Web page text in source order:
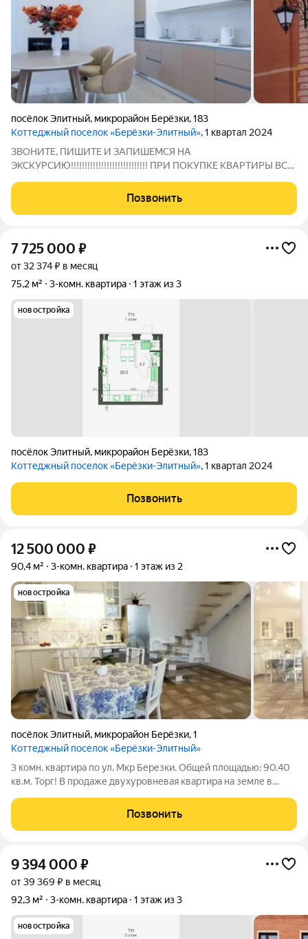
посёлок Элитный, микрорайон Берёзки,183
Коттеджный поселок «Берёзки-Элитный», 1 квартал 2024
ЗВОНИТЕ, ПИШИТЕ И ЗАПИШЕМСЯ НА
ЭКСКУРСИЮ!!!!!!!!!!!!!!!!!!!!!!!!!!!! ПРИ ПОКУПКЕ КВАРТИРЫ ВСЕ
ПОМОЩЬ В ПОЛУЧЕНИИ ИПОТЕКИ!!!!!!!!!!!!!!!!!!!!!!!!!!!!!!!!!!!!!!!!!
Жилой комплекс
Позвонить
7 725 000 ₽
от 32 374 ₽ в месяц
75,2 м²
3-комн. квартира 1 этаж из 3
новостройка
посёлок Элитный, микрорайон Берёзки,183
Коттеджный поселок «Берёзки-Элитный», 1 квартал 2024
Позвонить
12 500 000 ₽
90,4 м² 3-комн. квартира 1 этаж из 2
новостройка
посёлок Элитный, микрорайон Берёзки,1
Коттеджный поселок «Берёзки-Элитный»
3 комн. квартира по ул. Мкр Березки. Общей площадью: 90.40
кв.м. Торг! В продаже двухуровневая квартира на земле в
Территория поселка огорожена и находится под охраной,
установлено видеонаблюдение, на
Позвонить
9 394 000 ₽
от 39 369 ₽ в месяц
92,3 м²
3-комн. квартира 1 этаж из 3
новостройка